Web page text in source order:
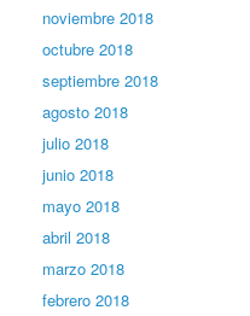
noviembre 2018
octubre 2018
septiembre 2018
agosto 2018
julio 2018
junio 2018
mayo 2018
abril 2018
marzo 2018
febrero 2018